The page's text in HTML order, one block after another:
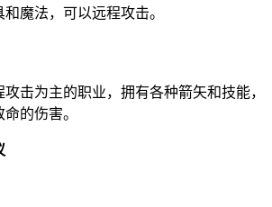
魔法，可以远程攻击。
击为主的职业，拥有各种箭矢和技能，
的伤害。